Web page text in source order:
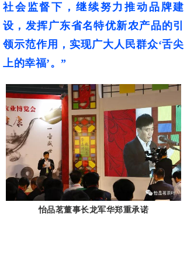
社会监督下，继续努力推动品牌建
设，发挥广东省名特优新农产品的引
领示范作用，实现广大人民群众‘舌尖
上的幸福’。”
怡品茗董事长龙军华郑重承诺